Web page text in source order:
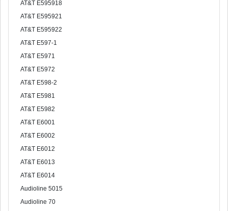
AT&T E595918
AT&T E595921
AT&T E595922
AT&T E597-1
AT&T E5971
AT&T E5972
AT&T E598-2
AT&T E5981
AT&T E5982
AT&T E6001
AT&T E6002
AT&T E6012
AT&T E6013
AT&T E6014
Audioline 5015
Audioline 70